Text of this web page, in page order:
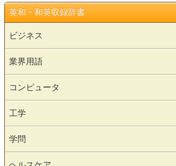
英和・和英収録辞書
ビジネス
業界用語
コンピュータ
工学
学問